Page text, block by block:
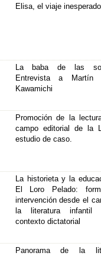
Elisa, el viaje inesperado
La baba de las
Entrevista a Martín
Kawamichi
Promoción de la
campo editorial de la
estudio de caso.
La historieta y la
El Loro Pelado:
intervención desde el
la literatura
contexto dictatorial
Panorama de la